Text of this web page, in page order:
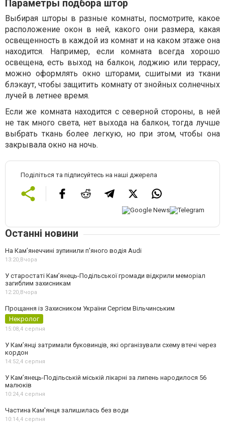
Параметры подбора штор
Выбирая шторы в разные комнаты, посмотрите, какое
расположение окон в ней, какого они размера, какая
освещенность в каждой из комнат и на каком этаже она
находится. Например, если комната всегда хорошо
освещена, есть выход на балкон, лоджию или террасу,
можно оформлять окно шторами, сшитыми из ткани
блэкаут, чтобы защитить комнату от знойных солнечных
лучей в летнее время.
Если же комната находится с северной стороны, в ней
не так много света, нет выхода на балкон, тогда лучше
выбрать ткань более легкую, но при этом, чтобы она
закрывала окно на ночь.
Поділіться та підписуйтесь на наші джерела
Останні новини
На Камʼянеччині зупинили п'яного водія Audi
13:20, Вчора
У старостаті Кам’янець-Подільської громади відкрили меморіал
загиблим захисникам
12:20, Вчора
Прощання із Захисником України Сергієм Вільчинським
Некролог
15:08,4 серпня
У Кам’янці затримали буковинців, які організували схему втечі через
кордон
14:52,4 серпня
У Кам’янець-Подільській міській лікарні за липень народилося 56
малюків
10:24,4 серпня
Частина Кам'янця залишилась без води
10:14,4 серпня